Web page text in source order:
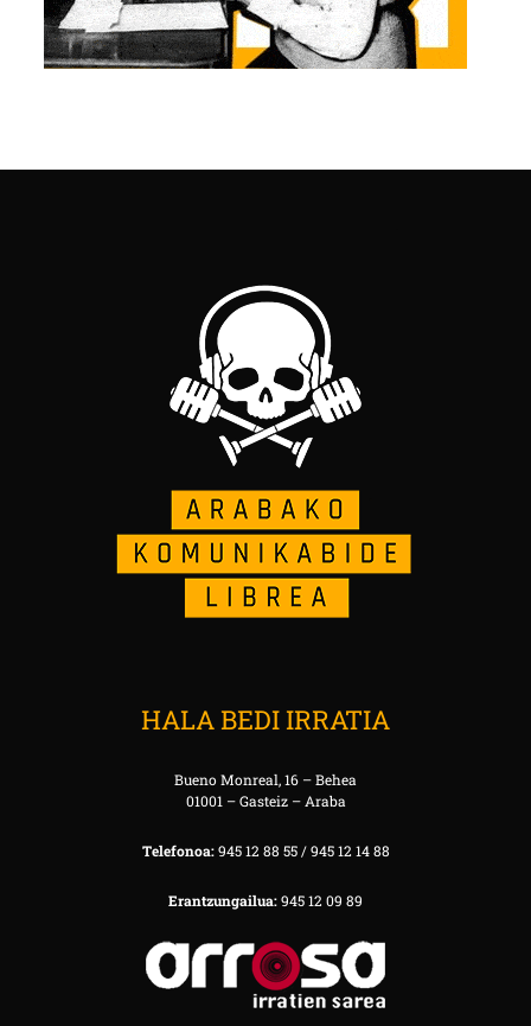
HALA BEDI IRRATIA
Bueno Monreal, 16 – Behea
01001 – Gasteiz – Araba
Telefonoa:945 12 88 55 / 945 12 14 88
Erantzungailua:945 12 09 89